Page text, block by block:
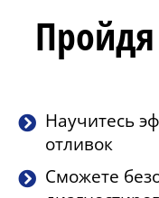
Научитесь
отливок
Сможете